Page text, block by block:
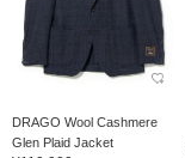
DRAGO Wool Cashmere
Glen Plaid Jacket